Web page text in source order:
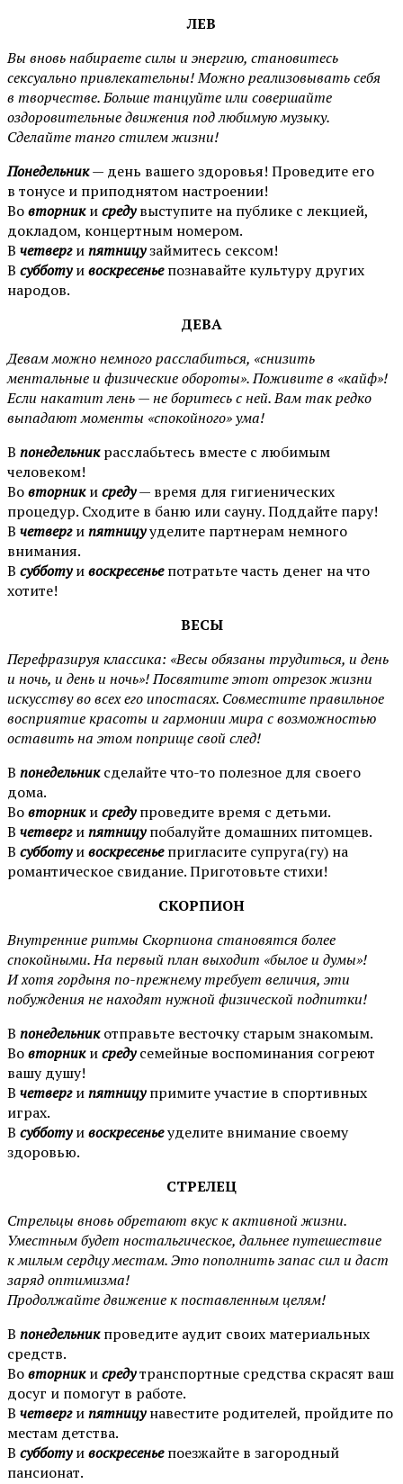
ЛЕВ
Вы вновь набираете силы и энергию, становитесь
сексуально привлекательны! Можно реализовывать себя
в творчестве. Больше танцуйте или совершайте
оздоровительные движения под любимую музыку.
Сделайте танго стилем жизни!
Понедельник— день вашего здоровья! Проведите его
в тонусе и приподнятом настроении!
Вовторникисредувыступите на публике с лекцией,
докладом, концертным номером.
В четверг ипятницузаймитесь сексом!
В субботуивоскресеньепознавайте культуру других
народов.
ДЕВА
Девам можно немного расслабиться, «снизить
ментальные и физические обороты». Поживите в «кайф»!
Если накатит лень — не боритесь с ней. Вам так редко
выпадают моменты «спокойного» ума!
В понедельникрасслабьтесь вместе с любимым
человеком!
Вовторникисреду— время для гигиенических
процедур. Сходите в баню или сауну. Поддайте пару!
В четверг ипятницууделите партнерам немного
внимания.
В субботуивоскресеньепотратьте часть денег на что
хотите!
ВЕСЫ
Перефразируя классика: «Весы обязаны трудиться, и день
и ночь, и день и ночь»! Посвятите этот отрезок жизни
искусству во всех его ипостасях. Совместите правильное
восприятие красоты и гармонии мира с возможностью
оставить на этом поприще свой след!
В понедельниксделайте что-то полезное для своего
дома.
Вовторникисредупроведите время с детьми.
В четверг ипятницупобалуйте домашних питомцев.
В субботуивоскресеньепригласите супруга(гу) на
романтическое свидание. Приготовьте стихи!
СКОРПИОН
Внутренние ритмы Скорпиона становятся более
спокойными. На первый план выходит «былое и думы»!
И хотя гордыня по-прежнему требует величия, эти
побуждения не находят нужной физической подпитки!
В понедельникотправьте весточку старым знакомым.
Вовторникисредусемейные воспоминания согреют
вашу душу!
В четверг ипятницупримите участие в спортивных
играх.
В субботуивоскресеньеуделите внимание своему
здоровью.
СТРЕЛЕЦ
Стрельцы вновь обретают вкус к активной жизни.
Уместным будет ностальгическое, дальнее путешествие
к милым сердцу местам. Это пополнить запас сил и даст
заряд оптимизма!
Продолжайте движение к поставленным целям!
В понедельникпроведите аудит своих материальных
средств.
Вовторникисредутранспортные средства скрасят ваш
досуг и помогут в работе.
В четверг ипятницунавестите родителей, пройдите по
местам детства.
В субботуивоскресеньепоезжайте в загородный
пансионат.